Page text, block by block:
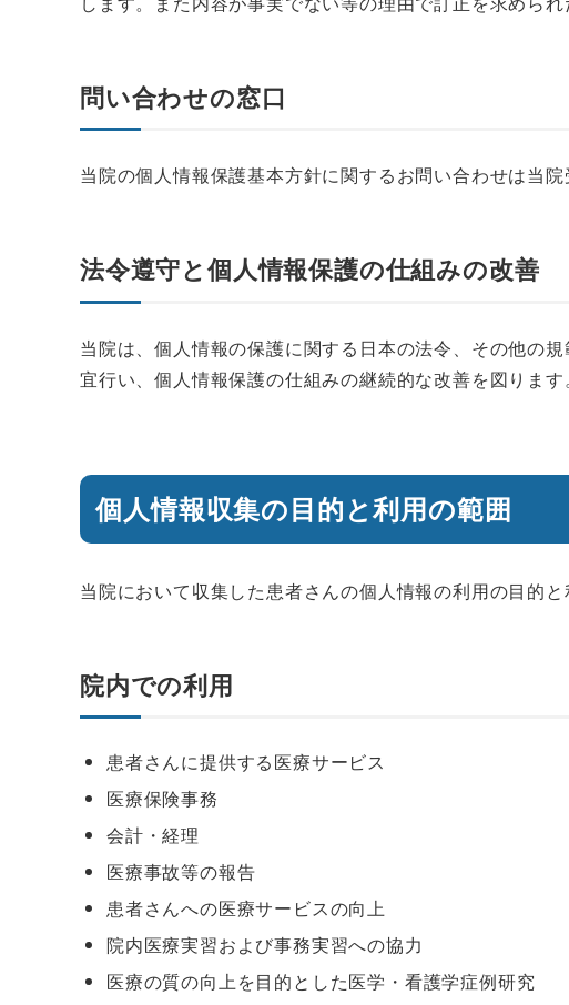
問い合わせの窓口
当院の個人情報保護基本方針に関するお問い合わせは当
法令遵守と個人情報保護の仕組みの改善
当院は、個人情報の保護に関する日本の法令、その他の
宜行い、個人情報保護の仕組みの継続的な改善を図ります
個人情報収集の目的と利用の範囲
当院において収集した患者さんの個人情報の利用の目的と
院内での利用
患者さんに提供する医療サービス
医療保険事務
会計・経理
医療事故等の報告
患者さんへの医療サービスの向上
院内医療実習および事務実習への協力
医療の質の向上を目的とした医学・看護学症例研究